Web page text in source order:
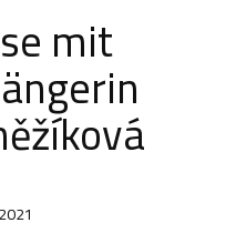
mit